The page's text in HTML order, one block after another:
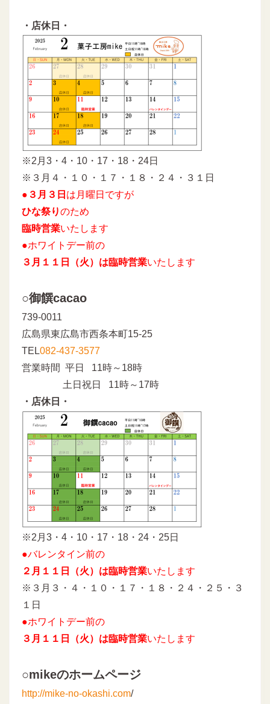
・店休日・
※2月3・4・10・17・18・24日
※３月４・１０・１７・１８・２４・３１日
●３月３日 は月曜日ですが
ひな祭りのため
臨時営業いたします
●ホワイトデー前の
３月１１日（火）は臨時営業いたします
○御饌cacao
739-0011
広島県東広島市西条本町15-25
TEL082-437-3577
営業時間 平日 11時～18時
土日祝日 11時～17時
・店休日・
※2月3・4・10・17・18・24・25日
●バレンタイン前の
２月１１日（火）は臨時営業いたします
※３月３・４・１０・１７・１８・２４・２５・３
１日
●ホワイトデー前の
３月１１日（火）は臨時営業いたします
○mikeのホームページ
http://mike-no-okashi.com/